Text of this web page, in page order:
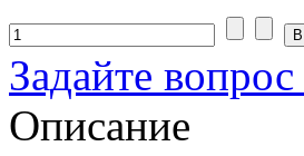
Задайте
Описание